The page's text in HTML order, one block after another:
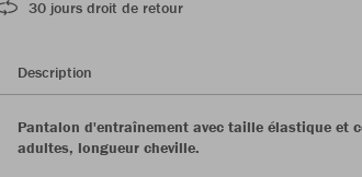
30 jours droit de retour
Description
Pantalon d'entraînement avec taille élastique et
adultes, longueur cheville.